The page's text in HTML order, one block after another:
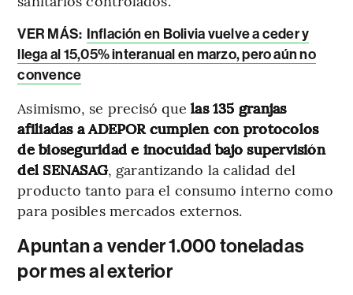
VER MÁS: Inflación en Bolivia vuelve a ceder y
llega al 15,05% interanual en marzo, pero aún no
convence
Asimismo, se precisó que las 135 granjas
afiliadas a ADEPOR cumplen con protocolos
de bioseguridad e inocuidad bajo supervisión
del SENASAG, garantizando la calidad del
producto tanto para el consumo interno como
para posibles mercados externos.
Apuntan a vender 1.000 toneladas
por mes al exterior